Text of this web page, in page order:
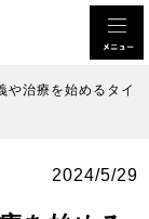
や治療を始めるタイ
2024/5/29